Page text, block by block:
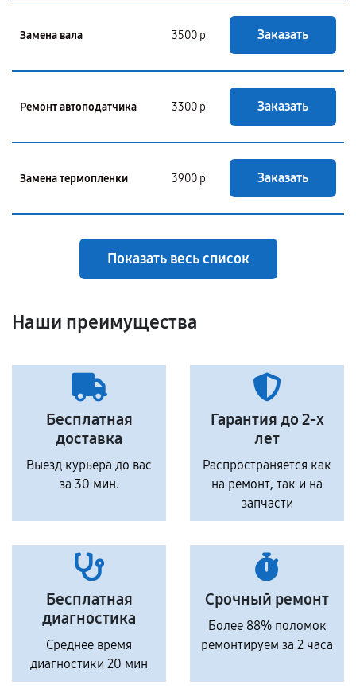
Замена вала 3500 р Заказать
Ремонт автоподатчика 3300 р Заказать
Замена термопленки 3900 р Заказать
Показать весь список
Наши преимущества
Бесплатная
доставка
Выезд курьера до вас
за 30 мин.
Гарантия до 2-х
лет
Распространяется как
на ремонт, так и на
запчасти
Бесплатная
диагностика
Среднее время
диагностики 20 мин
Срочный ремонт
Более 88% поломок
ремонтируем за 2 часа